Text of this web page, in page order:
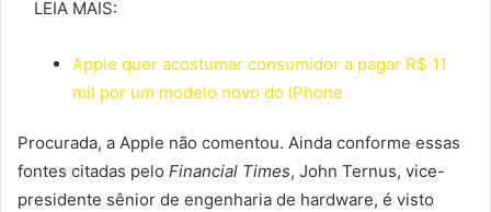
LEIA MAIS:
Apple quer acostumar consumidor a pagar R$ 11
mil por um modelo novo do iPhone
Procurada, a Apple não comentou. Ainda conforme essas
fontes citadas pelo Financial Times, John Ternus, vice-
presidente sênior de engenharia de hardware, é visto